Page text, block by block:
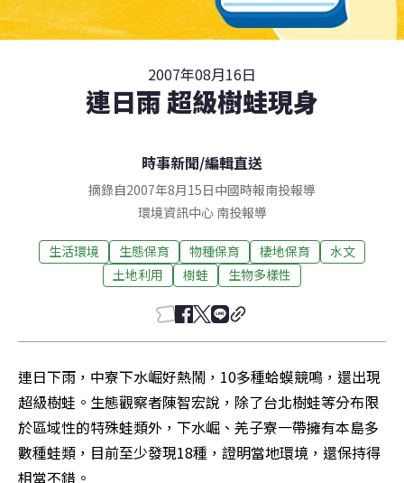
2007年08月16日
連日雨 超級樹蛙現身
時事新聞/編輯直送
摘錄自2007年8月15日中國時報南投報導
環境資訊中心 南投報導
生活環境 生態保育 物種保育 棲地保育
水文
土地利用
樹蛙 生物多樣性
連日下雨，中寮下水崛好熱鬧，10多種蛤蟆競鳴，還出現
超級樹蛙。生態觀察者陳智宏說，除了台北樹蛙等分布限
於區域性的特殊蛙類外，下水崛、羌子寮一帶擁有本島多
數種蛙類，目前至少發現18種，證明當地環境，還保持得
相當不錯。